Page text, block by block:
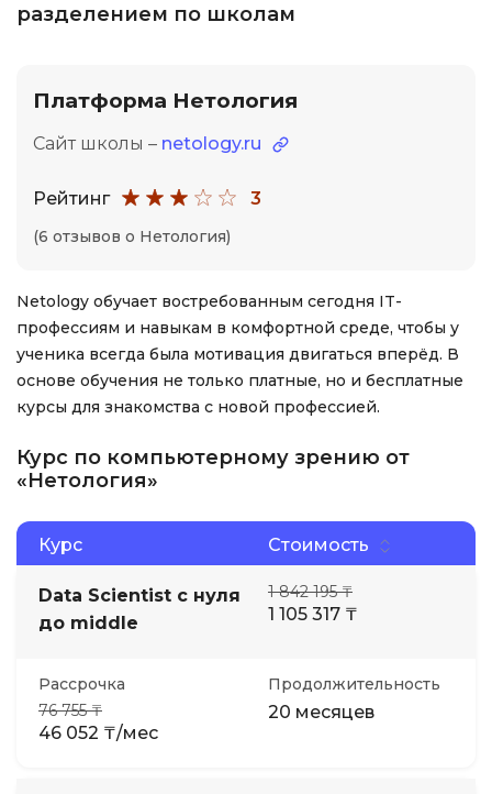
разделением по школам
Платформа Нетология
Сайт школы – netology.ru
Рейтинг 3
(6 отзывов о Нетология)
Netology обучает востребованным сегодня IT-
профессиям и навыкам в комфортной среде, чтобы у
ученика всегда была мотивация двигаться вперёд. В
основе обучения не только платные, но и бесплатные
курсы для знакомства с новой профессией.
Курс по компьютерному зрению от
«Нетология»
Курс Стоимость
Data Scientist с нуля
до middle
1 842 195 ₸
1 105 317 ₸
Рассрочка
76 755 ₸
46 052 ₸/мес
Продолжительность
20 месяцев